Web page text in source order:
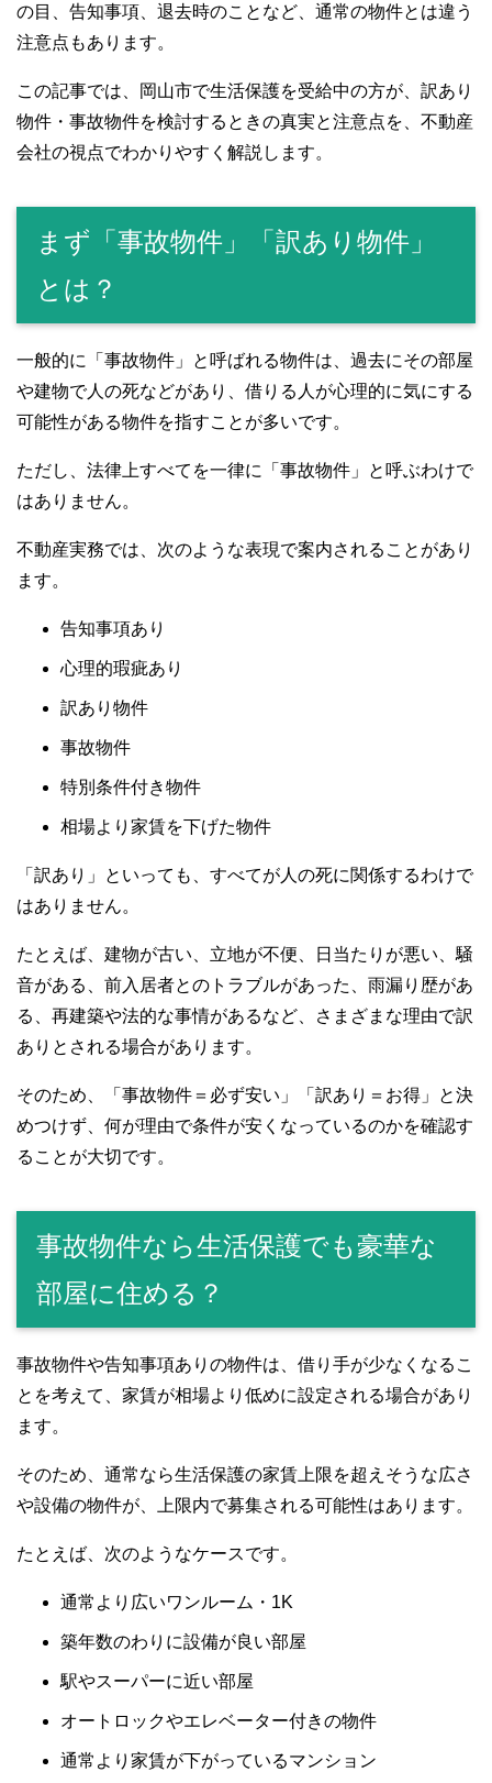
の目、告知事項、退去時のことなど、通常の物件とは違う
注意点もあります。
この記事では、岡山市で生活保護を受給中の方が、訳あり
物件・事故物件を検討するときの真実と注意点を、不動産
会社の視点でわかりやすく解説します。
まず「事故物件」「訳あり物件」
とは？
一般的に「事故物件」と呼ばれる物件は、過去にその部屋
や建物で人の死などがあり、借りる人が心理的に気にする
可能性がある物件を指すことが多いです。
ただし、法律上すべてを一律に「事故物件」と呼ぶわけで
はありません。
不動産実務では、次のような表現で案内されることがあり
ます。
告知事項あり
心理的瑕疵あり
訳あり物件
事故物件
特別条件付き物件
相場より家賃を下げた物件
「訳あり」といっても、すべてが人の死に関係するわけで
はありません。
たとえば、建物が古い、立地が不便、日当たりが悪い、騒
音がある、前入居者とのトラブルがあった、雨漏り歴があ
る、再建築や法的な事情があるなど、さまざまな理由で訳
ありとされる場合があります。
そのため、「事故物件＝必ず安い」「訳あり＝お得」と決
めつけず、何が理由で条件が安くなっているのかを確認す
ることが大切です。
事故物件なら生活保護でも豪華な
部屋に住める？
事故物件や告知事項ありの物件は、借り手が少なくなるこ
とを考えて、家賃が相場より低めに設定される場合があり
ます。
そのため、通常なら生活保護の家賃上限を超えそうな広さ
や設備の物件が、上限内で募集される可能性はあります。
たとえば、次のようなケースです。
通常より広いワンルーム・1K
築年数のわりに設備が良い部屋
駅やスーパーに近い部屋
オートロックやエレベーター付きの物件
通常より家賃が下がっているマンション